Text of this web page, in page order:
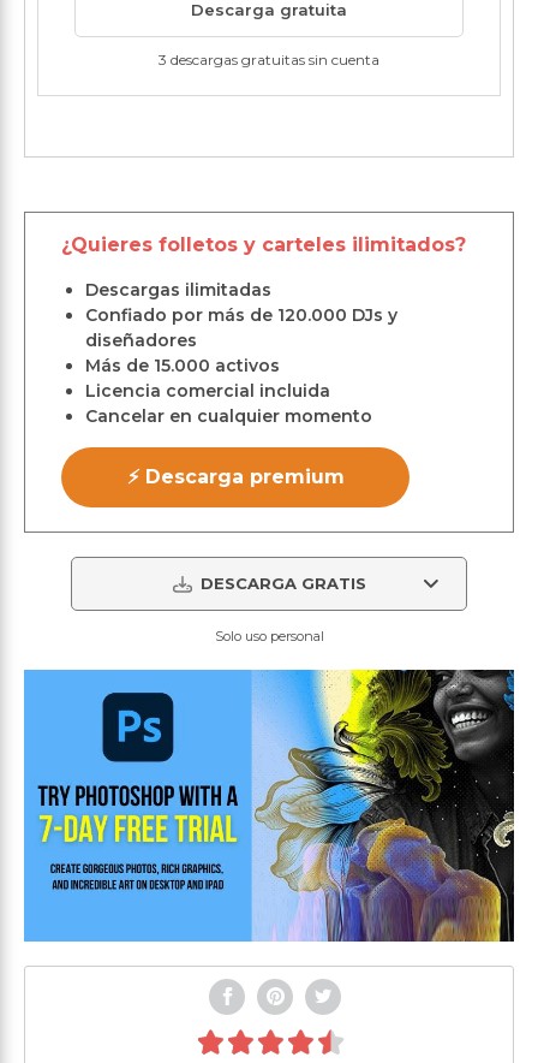
Descarga gratuita
3 descargas gratuitas sin cuenta
¿Quieres folletos y carteles ilimitados?
Descargas ilimitadas
Confiado por más de 120.000 DJs y
diseñadores
Más de 15.000 activos
Licencia comercial incluida
Cancelar en cualquier momento
⚡ Descarga premium
DESCARGA GRATIS
Solo uso personal